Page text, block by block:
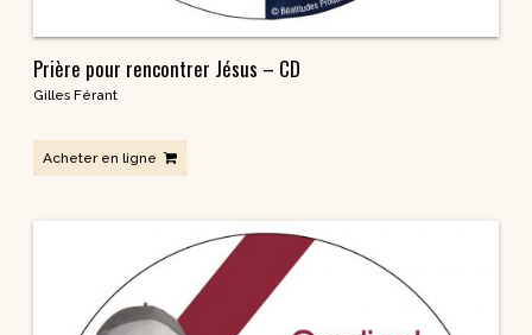
Prière pour rencontrer Jésus – CD
Gilles Férant
Acheter en ligne